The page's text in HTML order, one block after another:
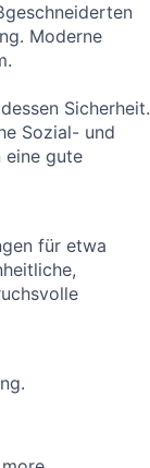
Moderne
Sicherheit.
Sozial- und
eine gute
für etwa